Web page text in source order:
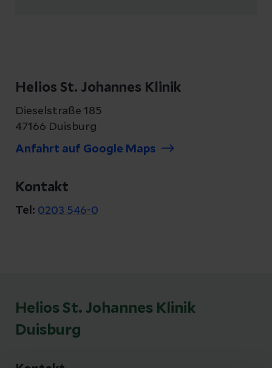
Helios St. Johannes Klinik
Dieselstraße 185
47166 Duisburg
Anfahrt auf Google Maps
Kontakt
Tel: 0203 546-0
Helios St. Johannes Klinik
Duisburg